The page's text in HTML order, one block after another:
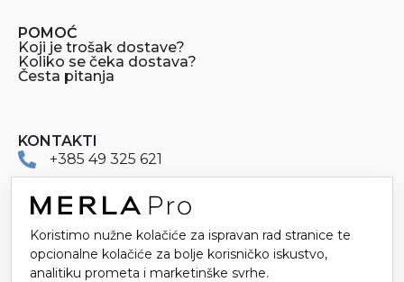
POMOĆ
Koji je trošak dostave?
Koliko se čeka dostava?
Česta pitanja
KONTAKTI
+385 49 325 621
merlapro@merla.hr
Dr. Stanka Pinjuha 16
49214 Veliko Trgovišće
Koristimo nužne kolačiće za ispravan rad stranice te
opcionalne kolačiće za bolje korisničko iskustvo,
analitiku prometa i marketinške svrhe.